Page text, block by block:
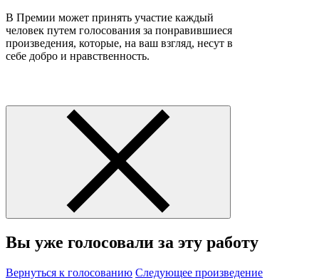
В Премии может принять участие каждый
человек путем голосования за понравившиеся
произведения, которые, на ваш взгляд, несут в
себе добро и нравственность.
Вы уже голосовали за эту работу
Вернуться к голосованию Следующее произведение